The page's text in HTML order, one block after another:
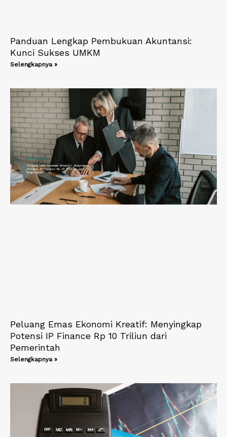
Panduan Lengkap Pembukuan Akuntansi:
Kunci Sukses UMKM
Selengkapnya »
Peluang Emas Ekonomi Kreatif: Menyingkap
Potensi IP Finance Rp 10 Triliun dari
Pemerintah
Selengkapnya »